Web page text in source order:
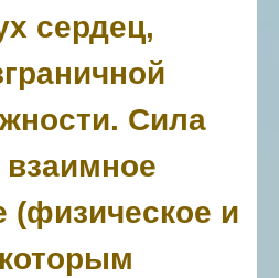
сердец,
Сила
взаимное
(физическое и